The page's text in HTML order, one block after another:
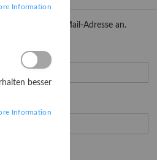
sich mit Ihrer e-Mail-Adresse an.
Information
besser
Information